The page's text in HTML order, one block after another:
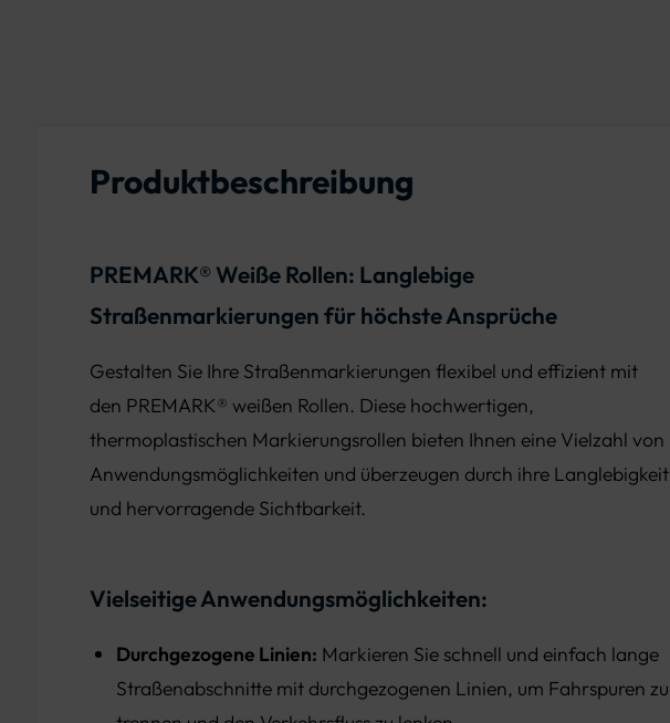
Produktbeschreibung
PREMARK® Weiße Rollen: Langlebige
Straßenmarkierungen für höchste Ansprüche
Gestalten Sie Ihre Straßenmarkierungen flexibel und effizient mit
den PREMARK® weißen Rollen. Diese hochwertigen,
thermoplastischen Markierungsrollen bieten Ihnen eine Vielzahl von
Anwendungsmöglichkeiten und überzeugen durch ihre Langlebigkeit
und hervorragende Sichtbarkeit.
Vielseitige Anwendungsmöglichkeiten:
Durchgezogene Linien: Markieren Sie schnell und einfach lange
Straßenabschnitte mit durchgezogenen Linien, um Fahrspuren zu